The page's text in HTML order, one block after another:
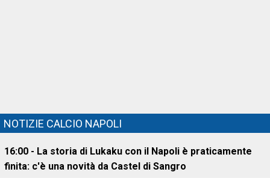
NOTIZIE CALCIO NAPOLI
16:00 - La storia di Lukaku con il Napoli è praticamente
finita: c'è una novità da Castel di Sangro